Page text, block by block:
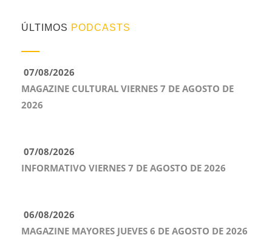
ÚLTIMOS PODCASTS
07/08/2026
MAGAZINE CULTURAL VIERNES 7 DE AGOSTO DE
2026
07/08/2026
INFORMATIVO VIERNES 7 DE AGOSTO DE 2026
06/08/2026
MAGAZINE MAYORES JUEVES 6 DE AGOSTO DE 2026